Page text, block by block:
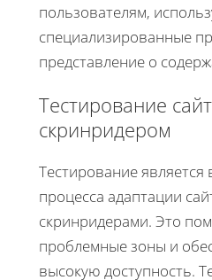
пользователям,
специализированные
представление о
Тестирование
скринридером
Тестирование
процесса адаптации
скринридерами. Это
проблемные зоны и
высокую доступность.